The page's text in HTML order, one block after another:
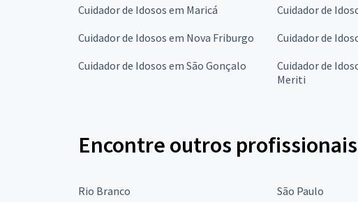
Cuidador de Idosos em Maricá
Cuidador de
Cuidador de Idosos em Nova Friburgo
Cuidador de
Cuidador de Idosos em São Gonçalo
Cuidador de
Meriti
Encontre outros
Rio Branco São Paulo